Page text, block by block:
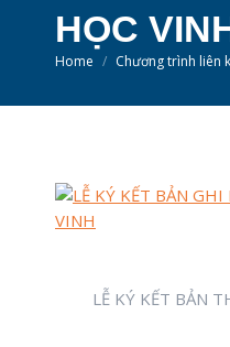
HỌC
You are here:
Home Chương trình liên
LỄ KÝ KẾT BẢN